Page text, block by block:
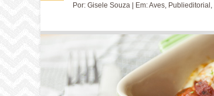
Por: Gisele Souza | Em:Aves, Publieditorial